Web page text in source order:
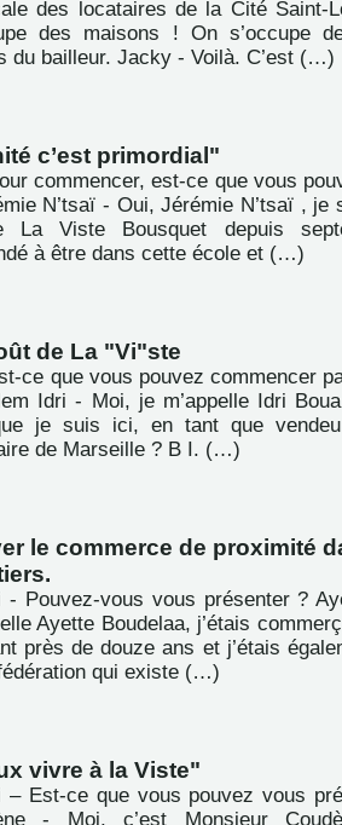
des locataires de la Cité Saint-
des maisons ! On s’occupe
du bailleur. Jacky - Voilà. C’est (…)
c’est primordial"
commencer, est-ce que vous
N’tsaï - Oui, Jérémie N’tsaï , je
La Viste Bousquet depuis
à être dans cette école et (…)
de La "Vi"ste
ce que vous pouvez commencer
Idri - Moi, je m’appelle Idri
je suis ici, en tant que
de Marseille ? B I. (…)
le commerce de proximité
- Pouvez-vous vous présenter ?
Ayette Boudelaa, j’étais
près de douze ans et j’étais
qui existe (…)
vivre à la Viste"
– Est-ce que vous pouvez vous
- Moi, c’est Monsieur